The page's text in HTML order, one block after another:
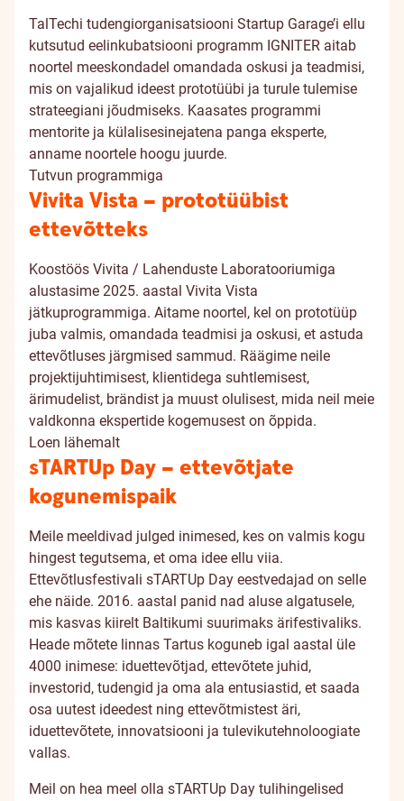
TalTechi tudengiorganisatsiooni Startup Garage’i ellu
kutsutud eelinkubatsiooni programm IGNITER aitab
noortel meeskondadel omandada oskusi ja teadmisi,
mis on vajalikud ideest prototüübi ja turule tulemise
strateegiani jõudmiseks. Kaasates programmi
mentorite ja külalisesinejatena panga eksperte,
anname noortele hoogu juurde.
Tutvun programmiga
Vivita Vista – prototüübist
ettevõtteks
Koostöös Vivita / Lahenduste Laboratooriumiga
alustasime 2025. aastal Vivita Vista
jätkuprogrammiga. Aitame noortel, kel on prototüüp
juba valmis, omandada teadmisi ja oskusi, et astuda
ettevõtluses järgmised sammud. Räägime neile
projektijuhtimisest, klientidega suhtlemisest,
ärimudelist, brändist ja muust olulisest, mida neil meie
valdkonna ekspertide kogemusest on õppida.
Loen lähemalt
sTARTUp Day – ettevõtjate
kogunemispaik
Meile meeldivad julged inimesed, kes on valmis kogu
hingest tegutsema, et oma idee ellu viia.
Ettevõtlusfestivali sTARTUp Day eestvedajad on selle
ehe näide. 2016. aastal panid nad aluse algatusele,
mis kasvas kiirelt Baltikumi suurimaks ärifestivaliks.
Heade mõtete linnas Tartus koguneb igal aastal üle
4000 inimese: iduettevõtjad, ettevõtete juhid,
investorid, tudengid ja oma ala entusiastid, et saada
osa uutest ideedest ning ettevõtmistest äri,
iduettevõtete, innovatsiooni ja tulevikutehnoloogiate
vallas.
Meil on hea meel olla sTARTUp Day tulihingelised